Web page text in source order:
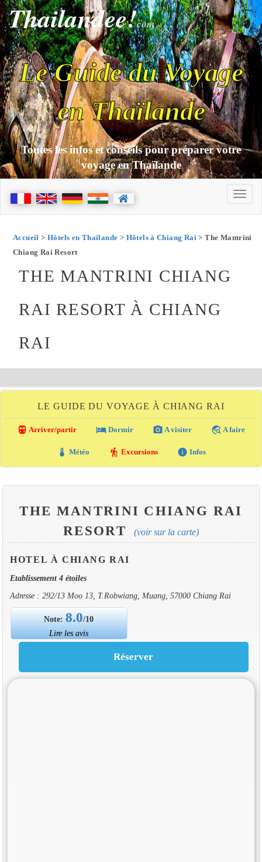
Thailandee!com
Le Guide du Voyage
en Thaïlande
Toutes les infos et conseils pour préparer votre
voyage en Thaïlande
Accueil > Hôtels en Thaïlande > Hôtels à Chiang Rai > The Mantrini
Chiang Rai Resort
THE MANTRINI CHIANG
RAI RESORT À CHIANG
RAI
LE GUIDE DU VOYAGE À CHIANG RAI
directions_transit Arriver/partir local_hotel Dormir photo_camera A visiter travel_explore A faire
thermostat Météo hiking Excursions info Infos
THE MANTRINI CHIANG RAI
RESORT
(voir sur la carte)
HOTEL À CHIANG RAI
Etablissement 4 étoiles
Adresse : 292/13 Moo 13, T.Robwiang, Muang, 57000 Chiang Rai
Note:8.0/10
Lire les avis